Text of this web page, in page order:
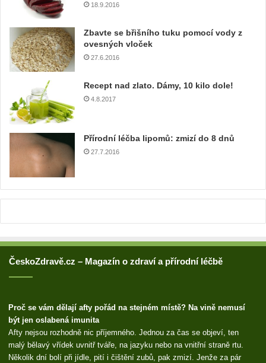
l
v
o
d
r
18.9.2016
Zbavte se břišního tuku pomocí vody z
ovesných vloček
27.6.2016
Recept nad zlato. Dámy, 10 kilo dole!
4.8.2017
Přírodní léčba lipomů: zmizí do 8 dnů
27.7.2016
ČeskoZdravě.cz – Magazín o zdraví a přírodní léčbě
Proč se vám dělají afty pořád na stejném místě? Na vině nemusí
být jen oslabená imunita
Afty nejsou rozhodně nic příjemného. Jednou za čas se objeví, ten
malý bělavý vřídek uvnitř tváře, na jazyku nebo na vnitřní straně rtu.
Několik dní bolí při jídle, pití i čištění zubů, pak zmizí. Jenže za pár